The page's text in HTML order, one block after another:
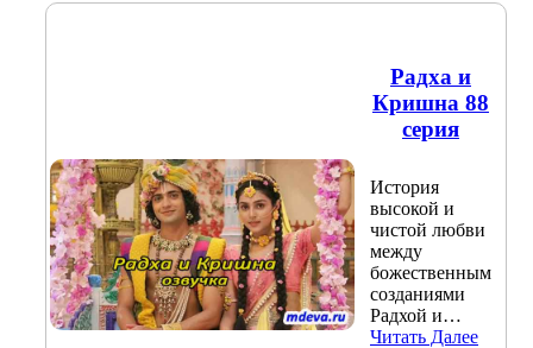
Радха и
Кришна 88
серия
История
высокой и
чистой любви
между
божественным
созданиями
Радхой и…
Читать Далее